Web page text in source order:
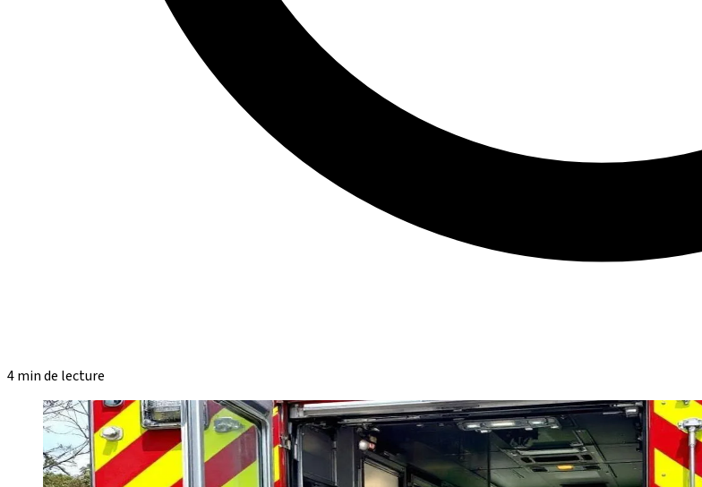
4 min de lecture